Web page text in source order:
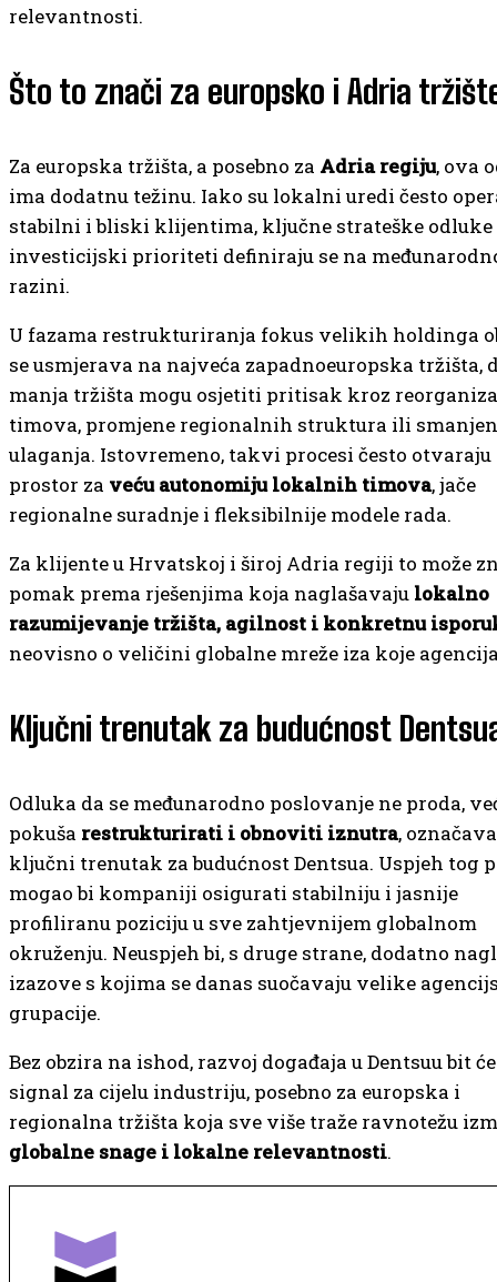
relevantnosti.
Što to znači za europsko i Adria
Za europska tržišta, a posebno za Adria regiju, ova
ima dodatnu težinu. Iako su lokalni uredi često
stabilni i bliski klijentima, ključne strateške odluke
investicijski prioriteti definiraju se na
razini.
U fazama restrukturiranja fokus velikih holdinga
se usmjerava na najveća zapadnoeuropska tržišta,
manja tržišta mogu osjetiti pritisak kroz
timova, promjene regionalnih struktura ili
ulaganja. Istovremeno, takvi procesi često otvaraju
prostor za veću autonomiju lokalnih timova, jače
regionalne suradnje i fleksibilnije modele rada.
Za klijente u Hrvatskoj i široj Adria regiji to može
pomak prema rješenjima koja naglašavaju lokalno
razumijevanje tržišta, agilnost i konkretnu
neovisno o veličini globalne mreže iza koje
Ključni trenutak za budućnost
Odluka da se međunarodno poslovanje ne proda,
pokuša restrukturirati i obnoviti iznutra, označava
ključni trenutak za budućnost Dentsua. Uspjeh tog
mogao bi kompaniji osigurati stabilniju i jasnije
profiliranu poziciju u sve zahtjevnijem globalnom
okruženju. Neuspjeh bi, s druge strane, dodatno
izazove s kojima se danas suočavaju velike
grupacije.
Bez obzira na ishod, razvoj događaja u Dentsuu bit
signal za cijelu industriju, posebno za europska i
regionalna tržišta koja sve više traže ravnotežu
globalne snage i lokalne relevantnosti.